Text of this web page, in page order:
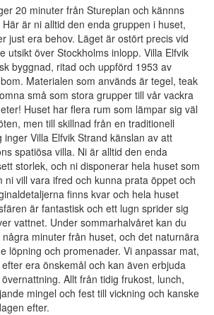
20 minuter från Stureplan och kännns
är ni alltid den enda gruppen i huset,
just era behov. Läget är ostört precis vid
utsikt över Stockholms inlopp. Villa Elfvik
byggnad, ritad och uppförd 1953 av
Materialen som används är tegel, teak
små som stora grupper till vår vackra
Huset har flera rum som lämpar sig väl
men till skillnad från en traditionell
Villa Elfvik Strand känslan av att
spatiösa villa. Ni är alltid den enda
storlek, och ni disponerar hela huset som
ni vill vara ifred och kunna prata öppet och
finns kvar och hela huset
är fantastisk och ett lugn sprider sig
vattnet. Under sommarhalvåret kan du
minuter från huset, och det naturnära
löpning och promenader. Vi anpassar mat,
era önskemål och kan även erbjuda
Allt från tidig frukost, lunch,
mingel och fest till vickning och kanske
efter.